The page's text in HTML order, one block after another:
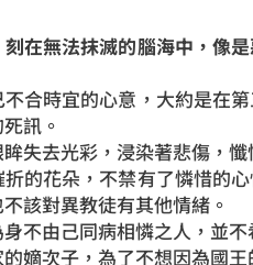
在無法抹滅的腦海中，像
合時宜的心意，大約是在
訊。
失去光彩，浸染著悲傷，
的花朵，不禁有了憐惜的
該對異教徒有其他情緒。
不由己同病相憐之人，並
嫡次子，為了不想因為國